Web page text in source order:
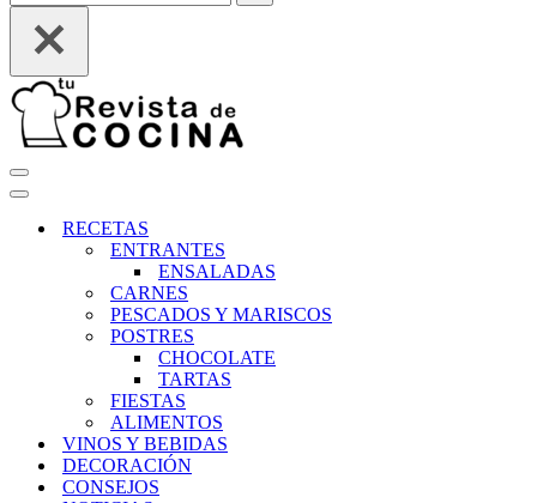
Menú
de
Menú
navegaciónRECETAS
ENTRANTES
ENSALADAS
CARNES
PESCADOS Y MARISCOS
POSTRES
CHOCOLATE
TARTAS
FIESTAS
ALIMENTOS
VINOS Y BEBIDAS
DECORACIÓN
CONSEJOS